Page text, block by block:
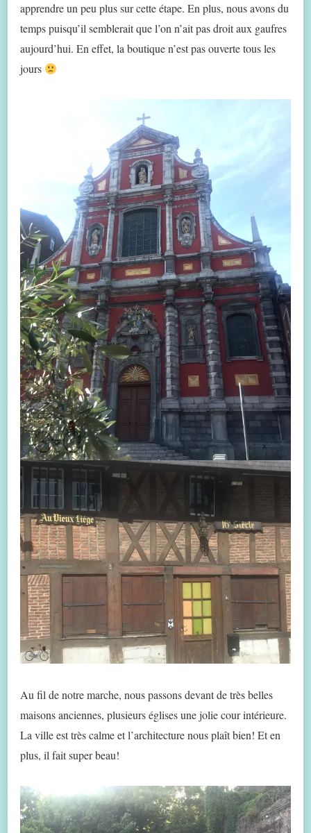
apprendre un peu plus sur cette étape. En plus, nous avons du
temps puisqu’il semblerait que l’on n’ait pas droit aux gaufres
aujourd’hui. En effet, la boutique n’est pas ouverte tous les
jours
Au fil de notre marche, nous passons devant de très belles
maisons anciennes, plusieurs églises une jolie cour intérieure.
La ville est très calme et l’architecture nous plaît bien! Et en
plus, il fait super beau!